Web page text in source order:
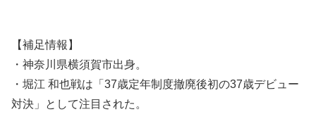
【補足情報】
・神奈川県横須賀市出身。
・堀江 和也戦は「37歳定年制度撤廃後初の37歳デビュー
対決」として注目された。